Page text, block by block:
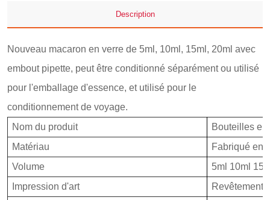
Description
Nouveau macaron en verre de 5ml, 10ml, 15ml, 20ml avec
embout pipette, peut être conditionné séparément ou utilisé
pour l'emballage d'essence, et utilisé pour le
conditionnement de voyage.
Nom du produit
Bouteilles
Matériau
Fabriqué en
Volume
5ml 10ml
Impression d'art
Revêtement,